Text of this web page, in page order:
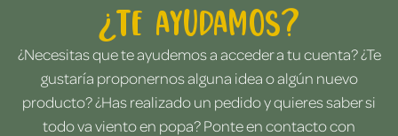
¿Te ayudamos?
¿Necesitas que te ayudemos a acceder a tu cuenta? ¿Te
gustaría proponernos alguna idea o algún nuevo
producto? ¿Has realizado un pedido y quieres saber si
todo va viento en popa? Ponte en contacto con